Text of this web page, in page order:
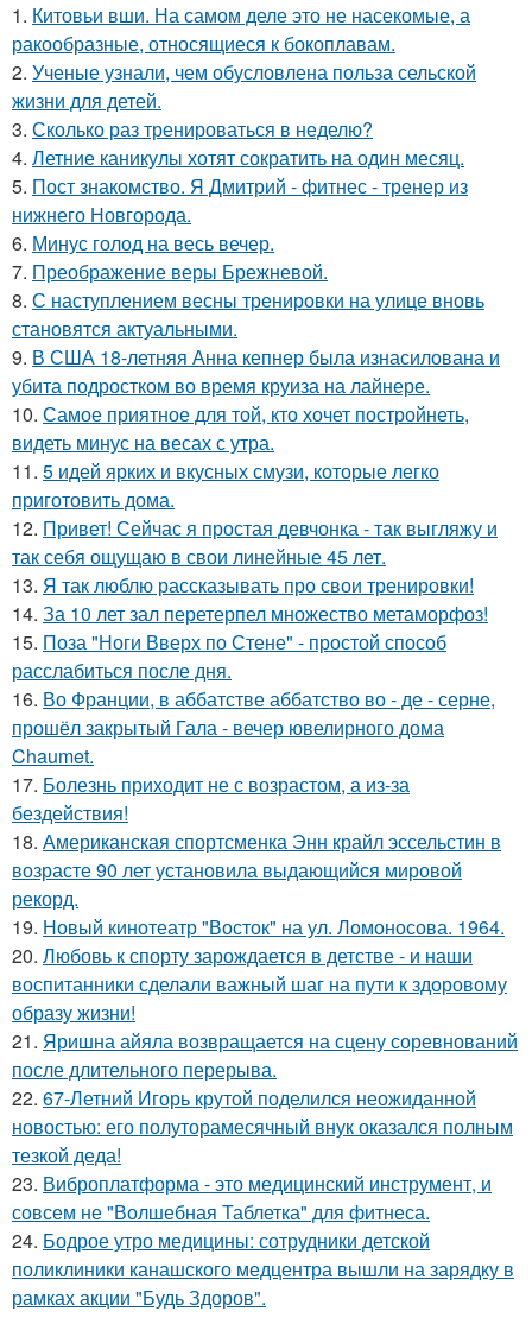
1. Китовьи вши. На самом деле это не насекомые, а
ракообразные, относящиеся к бокоплавам.
2. Ученые узнали, чем обусловлена польза сельской
жизни для детей.
3. Сколько раз тренироваться в неделю?
4. Летние каникулы хотят сократить на один месяц.
5. Пост знакомство. Я Дмитрий - фитнес - тренер из
нижнего Новгорода.
6. Минус голод на весь вечер.
7. Преображение веры Брежневой.
8. С наступлением весны тренировки на улице вновь
становятся актуальными.
9. В США 18-летняя Анна кепнер была изнасилована и
убита подростком во время круиза на лайнере.
10. Самое приятное для той, кто хочет постройнеть,
видеть минус на весах с утра.
11. 5 идей ярких и вкусных смузи, которые легко
приготовить дома.
12. Привет! Сейчас я простая девчонка - так выгляжу и
так себя ощущаю в свои линейные 45 лет.
13. Я так люблю рассказывать про свои тренировки!
14. За 10 лет зал перетерпел множество метаморфоз!
15. Поза "Ноги Вверх по Стене" - простой способ
расслабиться после дня.
16. Во Франции, в аббатстве аббатство во - де - серне,
прошёл закрытый Гала - вечер ювелирного дома
Chaumet.
17. Болезнь приходит не с возрастом, а из-за
бездействия!
18. Американская спортсменка Энн крайл эссельстин в
возрасте 90 лет установила выдающийся мировой
рекорд.
19. Новый кинотеатр "Восток" на ул. Ломоносова. 1964.
20. Любовь к спорту зарождается в детстве - и наши
воспитанники сделали важный шаг на пути к здоровому
образу жизни!
21. Яришна айяла возвращается на сцену соревнований
после длительного перерыва.
22. 67-Летний Игорь крутой поделился неожиданной
новостью: его полуторамесячный внук оказался полным
тезкой деда!
23. Виброплатформа - это медицинский инструмент, и
совсем не "Волшебная Таблетка" для фитнеса.
24. Бодрое утро медицины: сотрудники детской
поликлиники канашского медцентра вышли на зарядку в
рамках акции "Будь Здоров".